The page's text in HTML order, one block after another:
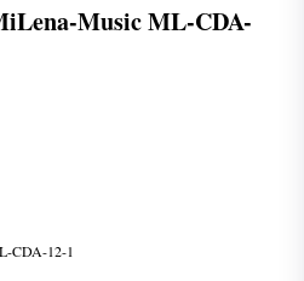
Music ML-CDA-
CDA-12-1